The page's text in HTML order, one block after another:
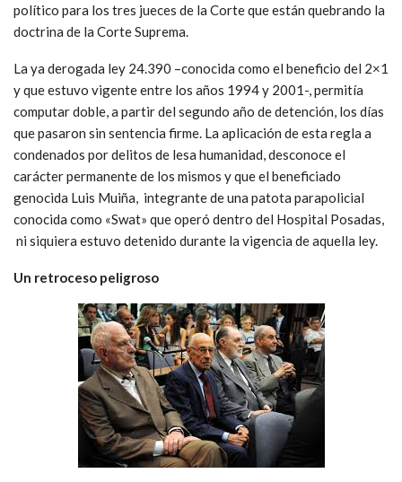
político para los tres jueces de la Corte que están quebrando la
doctrina de la Corte Suprema.
La ya derogada ley 24.390 –conocida como el beneficio del 2×1
y que estuvo vigente entre los años 1994 y 2001-, permitía
computar doble, a partir del segundo año de detención, los días
que pasaron sin sentencia firme. La aplicación de esta regla a
condenados por delitos de lesa humanidad, desconoce el
carácter permanente de los mismos y que el beneficiado
genocida Luis Muiña, integrante de una patota parapolicial
conocida como «Swat» que operó dentro del Hospital Posadas,
ni siquiera estuvo detenido durante la vigencia de aquella ley.
Un retroceso peligroso